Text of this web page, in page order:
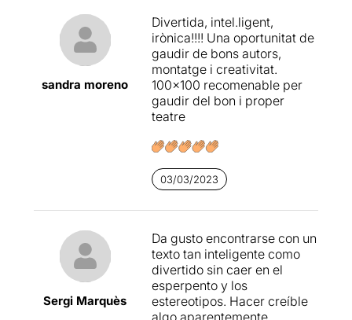
sandra moreno
Divertida, intel.ligent,
irònica!!!! Una oportunitat de
gaudir de bons autors,
montatge i creativitat.
100×100 recomenable per
gaudir del bon i proper
teatre
03/03/2023
Sergi Marquès
Da gusto encontrarse con un
texto tan inteligente como
divertido sin caer en el
esperpento y los
estereotipos. Hacer creíble
algo aparentemente